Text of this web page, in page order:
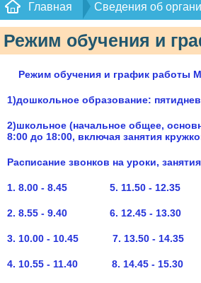
Главная Сведения об
Режим обучения и
Режим обучения и график
1)дошкольное образование:
2)школьное (начальное общее,
8:00 до 18:00, включая занятия
Расписание звонков на уроки,
1. 8.00 - 8.45 5. 11.50 - 12.35
2. 8.55 - 9.40 6. 12.45 - 13.30
3. 10.00 - 10.45 7. 13.50 - 14.35
4. 10.55 - 11.40 8. 14.45 - 15.30